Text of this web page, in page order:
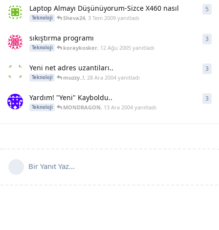
Laptop Almayı Düşünüyorum-Sizce X460 nasıl
Teknoloji Sheva24,3 Tem 2009 yanıtladı
5
sıkıştırma programı
Teknoloji koraykosker, 12 Ağu 2005 yanıtladı
3
Yeni net adres uzantiları..
Teknoloji muzzy..!,28 Ara 2004 yanıtladı
3
Yardım! "Yeni" Kayboldu..
Teknoloji MONDRAGON, 13 Ara 2004 yanıtladı
3
Bir Yanıt Yaz...